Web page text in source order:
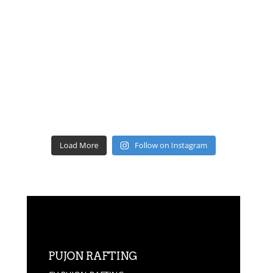
Load More Follow on Instagram
PUJON RAFTING